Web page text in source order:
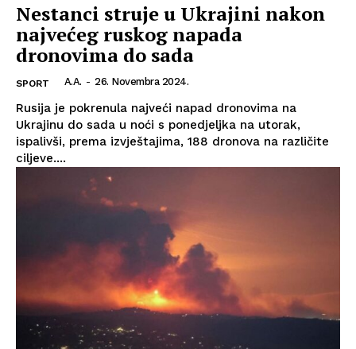
Nestanci struje u Ukrajini nakon
najvećeg ruskog napada
dronovima do sada
SPORT A.A. - 26. Novembra 2024.
Rusija je pokrenula najveći napad dronovima na
Ukrajinu do sada u noći s ponedjeljka na utorak,
ispalivši, prema izvještajima, 188 dronova na različite
ciljeve....